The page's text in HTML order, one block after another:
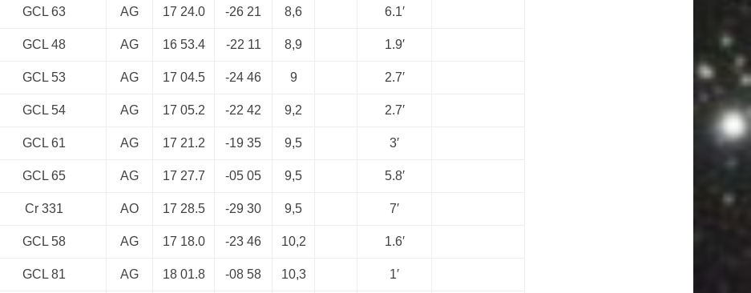
GCL 63 AG 17 24.0 -26 21 8,6 6.1′
GCL 48 AG 16 53.4 -22 11 8,9 1.9′
GCL 53 AG 17 04.5 -24 46 9 2.7′
GCL 54 AG 17 05.2 -22 42 9,2 2.7′
GCL 61 AG 17 21.2 -19 35 9,5 3′
GCL 65 AG 17 27.7 -05 05 9,5 5.8′
Cr 331 AO 17 28.5 -29 30 9,5 7′
GCL 58 AG 17 18.0 -23 46 10,2 1.6′
GCL 81 AG 18 01.8 -08 58 10,3 1′